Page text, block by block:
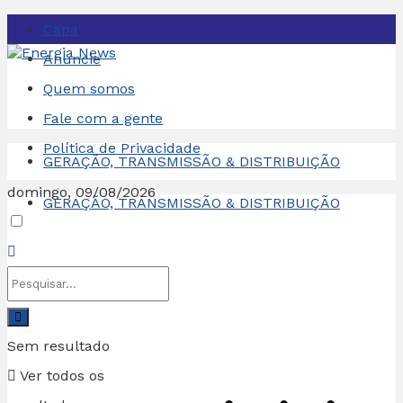
Capa
Anuncie
Quem somos
Fale com a gente
Política de Privacidade
domingo, 09/08/2026
Sem resultado
Ver todos os
GERAÇÃO, TRANSMISSÃO & DISTRIBUIÇÃO
GERAÇÃO, TRANSMISSÃO & DISTRIBUIÇÃO